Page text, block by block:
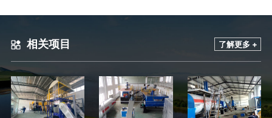
相关项目 了解更多 +